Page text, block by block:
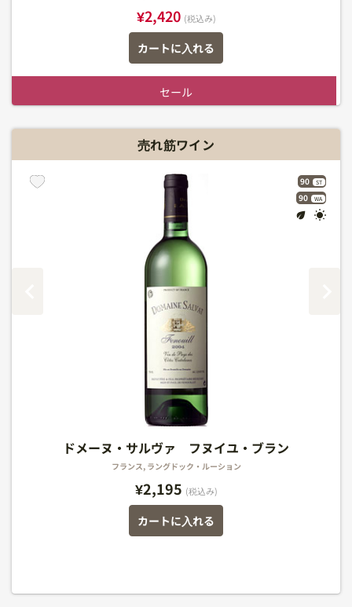
セール
¥2,420 (税込み)
カートに入れる
売れ筋ワイン
90 ST
90 WA
ドメーヌ・サルヴァ フヌイユ・ブラン
フランス, ラングドック・ルーション
¥2,195 (税込み)
カートに入れる
コート・ダグリー ソーヴィニョン・ヴェルメンテ
ィーノ
フランス, ラングドック・ルーション
(税込み)
ミシェル・ギニエ ボジョレー・ヌーヴォー
アメリカ, カリフォルニア州
(税込み)
シャンパーニュ アンリオ ロゼ ブリュット
フランス, シャンパーニュ
(税込み)
ドメーヌ・サルヴァ フヌイユ・ブラン
フランス, ラングドック・ルーション